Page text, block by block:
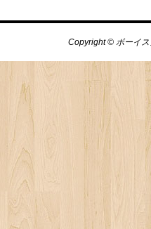
Copyright © ボーイ